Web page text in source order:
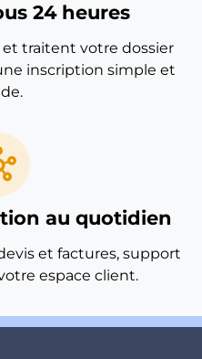
24 heures
traitent votre dossier
inscription simple et
au quotidien
et factures, support
espace client.